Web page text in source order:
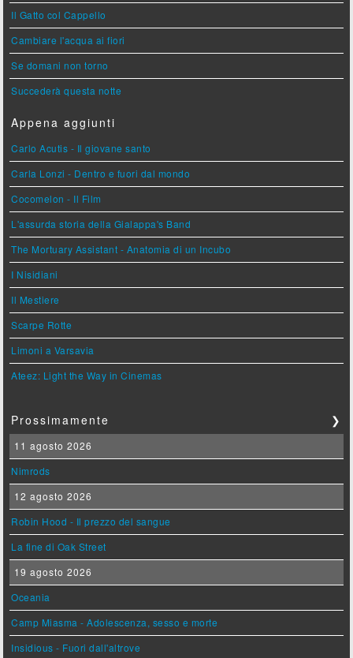
Il Gatto col Cappello
Cambiare l'acqua ai fiori
Se domani non torno
Succederà questa notte
Appena aggiunti
Carlo Acutis - Il giovane santo
Carla Lonzi - Dentro e fuori dal mondo
Cocomelon - Il Film
L'assurda storia della Gialappa's Band
The Mortuary Assistant - Anatomia di un Incubo
I Nisidiani
Il Mestiere
Scarpe Rotte
Limoni a Varsavia
Ateez: Light the Way in Cinemas
Prossimamente ❯
11 agosto 2026
Nimrods
12 agosto 2026
Robin Hood - Il prezzo del sangue
La fine di Oak Street
19 agosto 2026
Oceania
Camp Miasma - Adolescenza, sesso e morte
Insidious - Fuori dall'altrove